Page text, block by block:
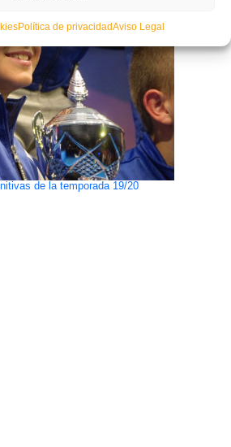
Política de privacidadAviso Legal
de la temporada 19/20